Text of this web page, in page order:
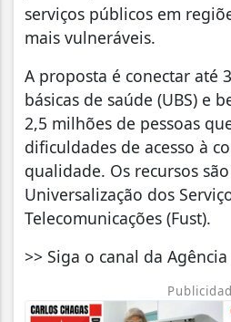
serviços públicos em
mais vulneráveis.
A proposta é conectar até
básicas de saúde (UBS) e
2,5 milhões de pessoas
dificuldades de acesso à
qualidade. Os recursos
Universalização dos
Telecomunicações (Fust).
>> Siga o canal da